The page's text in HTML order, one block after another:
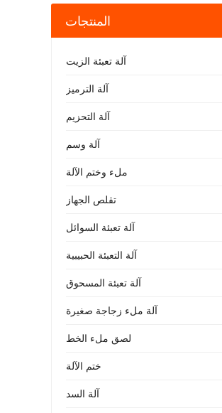
المنتجات
آلة تعبئة الزيت
آلة الترميز
آلة التحزيم
آلة وسم
ملء وختم الآلة
تقلص الجهاز
آلة تعبئة السوائل
آلة التعبئة الحبيبية
آلة تعبئة المسحوق
آلة ملء زجاجة صغيرة
لصق ملء الخط
ختم الآلة
آلة السد